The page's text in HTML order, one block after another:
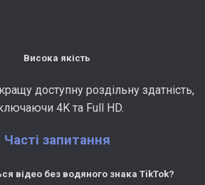
Висока якість
доступну роздільну здатність,
4K та Full HD.
Часті запитання
відео без водяного знака TikTok?